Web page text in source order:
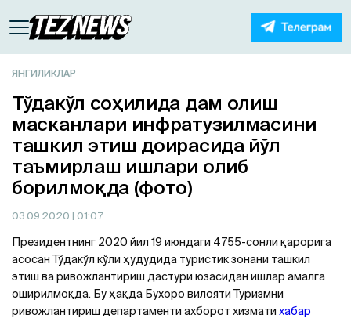
ЯНГИЛИКЛАР
Тўдакўл соҳилида дам олиш
масканлари инфратузилмасини
ташкил этиш доирасида йўл
таъмирлаш ишлари олиб
борилмоқда (фото)
03.09.2020 | 01:07
Президентнинг 2020 йил 19 июндаги 4755-сонли қарорига
асосан Тўдакўл кўли ҳудудида туристик зонани ташкил
этиш ва ривожлантириш дастури юзасидан ишлар амалга
оширилмоқда. Бу ҳақда Бухоро вилояти Туризмни
ривожлантириш департаменти ахборот хизмати хабар